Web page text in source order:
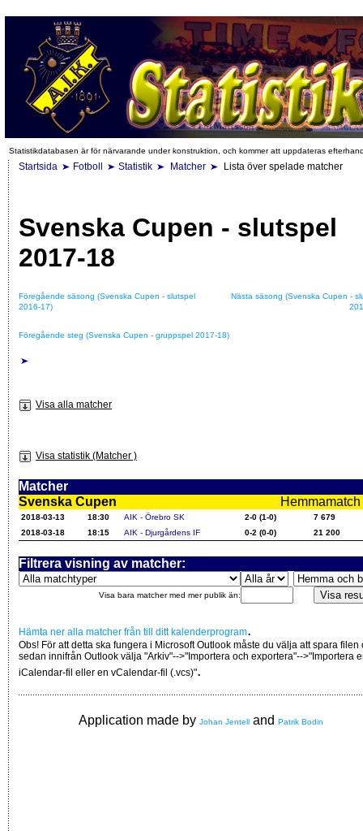
Statistikdatabasen är för närvarande under konstruktion, och kommer att uppdateras
Startsida Fotboll Statistik Matcher Lista över spelade matcher
Svenska Cupen - slutspel
2017-18
Föregående säsong (Svenska Cupen - slutspel
2016-17)
Nästa säsong (Svenska Cupen -
Föregående steg (Svenska Cupen - gruppspel 2017-18)
Visa alla matcher
Visa statistik (Matcher )
Matcher
Svenska Cupen
2018-03-13 18:30 AIK - Örebro SK 2-0 (1-0)
7 679
2018-03-18
18:15 AIK - Djurgårdens IF 0-2 (0-0) 21 200
Filtrera visning av matcher:
Visa bara matcher med mer publik än:
Hämta ner alla matcher från till ditt kalenderprogram.
Obs! För att detta ska fungera i Microsoft Outlook måste du välja att spara filen
sedan innifrån Outlook välja "Arkiv"-->"Importera och exportera"-->"Importera
iCalendar-fil eller en vCalendar-fil (.vcs)".
Application made by Johan Jentell and Patrik Bodin